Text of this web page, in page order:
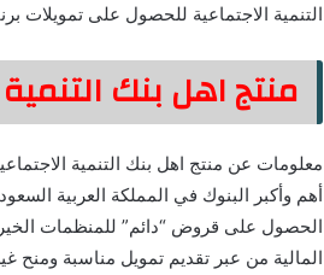
التنمية الاجتماعية للحصول على تمويلات
منتج اهل بنك
معلومات عن منتج اهل بنك التنمية
أهم وأكبر البنوك في المملكة العربية
الحصول على قروض “دائم” للمنظمات
المالية من عبر تقديم تمويل مناسبة ومنح